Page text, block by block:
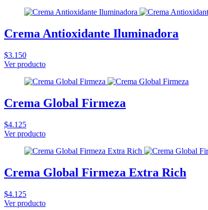
Crema Antioxidante Iluminadora
$3.150
Ver producto
Crema Global Firmeza
$4.125
Ver producto
Crema Global Firmeza Extra Rich
$4.125
Ver producto